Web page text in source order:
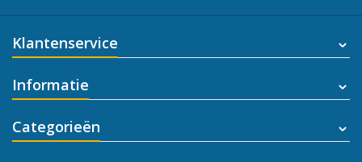
Klantenservice
Informatie
Categorieën